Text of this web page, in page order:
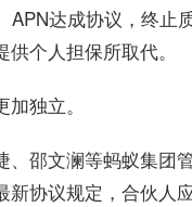
达成协议，终止
个人担保所取代。
独立。
邵文澜等蚂蚁集团
协议规定，合伙人